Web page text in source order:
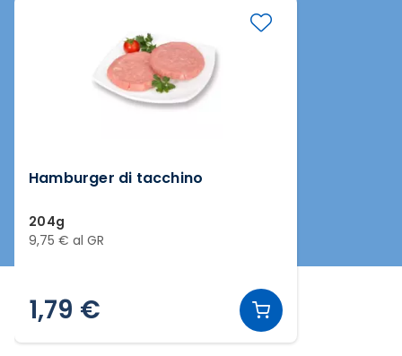
Hamburger di tacchino
204g
9,75 € al GR
1,79 €